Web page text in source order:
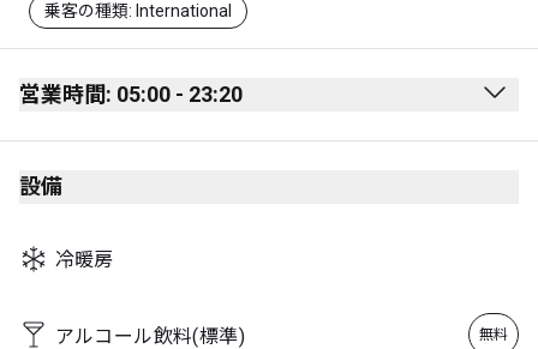
乗客の種類: International
営業時間: 05:00 - 23:20
Monday 05:00 - 23:10
Tuesday
Thursday
Friday 05:00 - 23:10
設備
冷暖房
アルコール飲料(標準) 無料